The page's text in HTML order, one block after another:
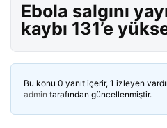
Ebola salgını
kaybı 131’e
Bu konu 0 yanıt içerir, 1 izleyen
admin tarafından güncellenmiştir.